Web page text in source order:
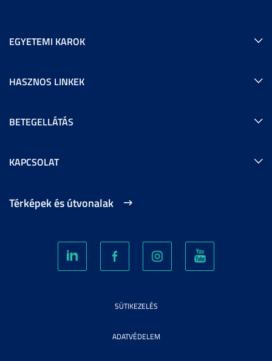
EGYETEMI KAROK
HASZNOS LINKEK
BETEGELLÁTÁS
KAPCSOLAT
Térképek és útvonalak
SÜTIKEZELÉS
ADATVÉDELEM